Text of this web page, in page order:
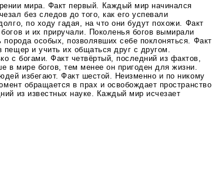
мира. Факт первый. Каждый мир начинался
без следов до того, как его успевали
по ходу гадая, на что они будут похожи. Факт
и их приручали. Поколенья богов вымирали
особых, позволявших себе поклоняться. Факт
и учить их общаться друг с другом.
с богами. Факт четвёртый, последний из фактов,
в мире богов, тем менее он пригоден для жизни.
избегают. Факт шестой. Неизменно и по никому
обращается в прах и освобождает пространство
из известных науке. Каждый мир исчезает